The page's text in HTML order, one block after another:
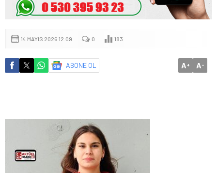
14 MAYIS 2026 12:09 0 183
ABONE OL A+ A-